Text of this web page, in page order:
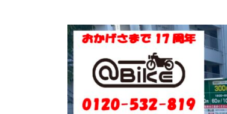
専
門
店
ア
ッ
バ
イ
ク
出
張
イ
ク